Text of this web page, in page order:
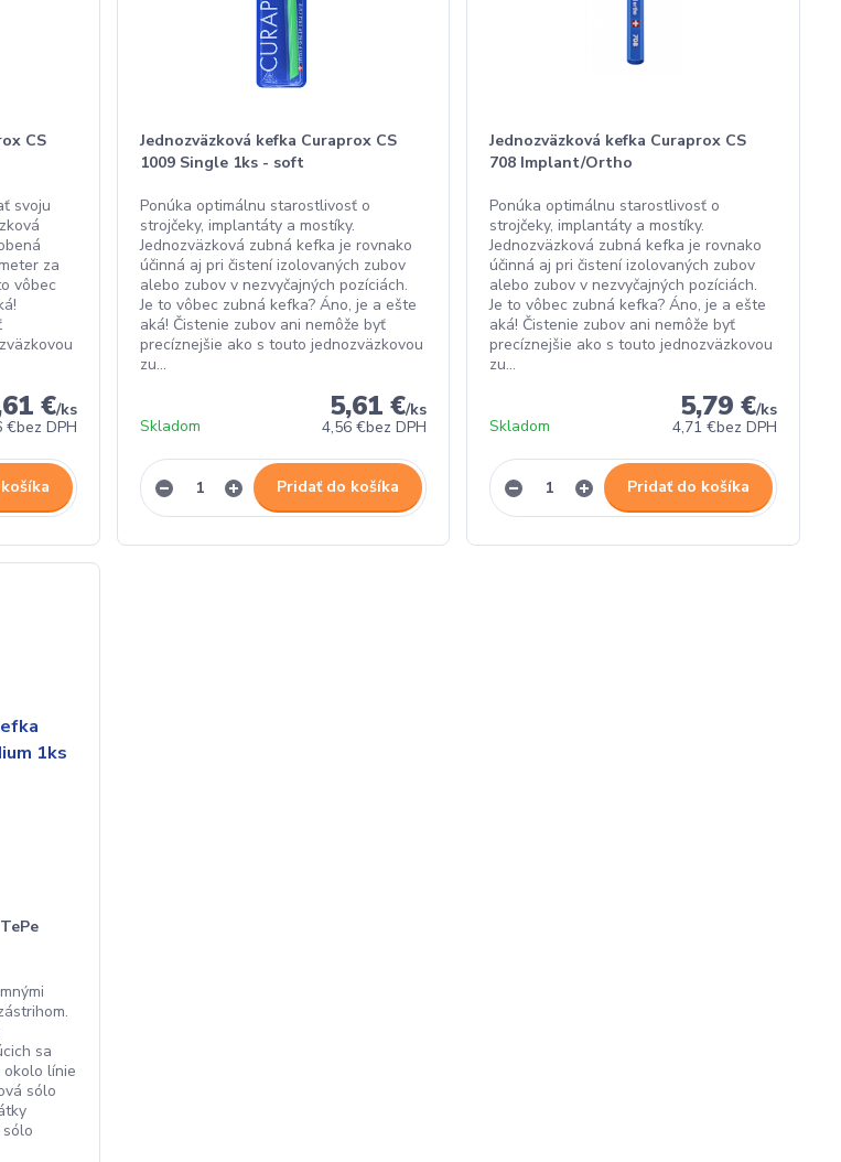
CS
svoju
za
vôbec
€/ks
€bez DPH
Jednozväzková kefka Curaprox CS
1009 Single 1ks - soft
Ponúka optimálnu starostlivosť o
strojčeky, implantáty a mostíky.
Jednozväzková zubná kefka je rovnako
účinná aj pri čistení izolovaných zubov
alebo zubov v nezvyčajných pozíciách.
Je to vôbec zubná kefka? Áno, je a ešte
aká! Čistenie zubov ani nemôže byť
precíznejšie ako s touto jednozväzkovou
zu...
5,61 €/ks
4,56 €bez DPH
Skladom
Pridať do košíka
Jednozväzková kefka Curaprox CS
708 Implant/Ortho
Ponúka optimálnu starostlivosť o
strojčeky, implantáty a mostíky.
Jednozväzková zubná kefka je rovnako
účinná aj pri čistení izolovaných zubov
alebo zubov v nezvyčajných pozíciách.
Je to vôbec zubná kefka? Áno, je a ešte
aká! Čistenie zubov ani nemôže byť
precíznejšie ako s touto jednozväzkovou
zu...
5,79 €/ks
4,71 €bez DPH
Skladom
Pridať do košíka
sa
okolo línie
sólo